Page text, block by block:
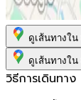
ดูเส้นทางใน
ดูเส้นทางใน
วิธีการเดินทาง